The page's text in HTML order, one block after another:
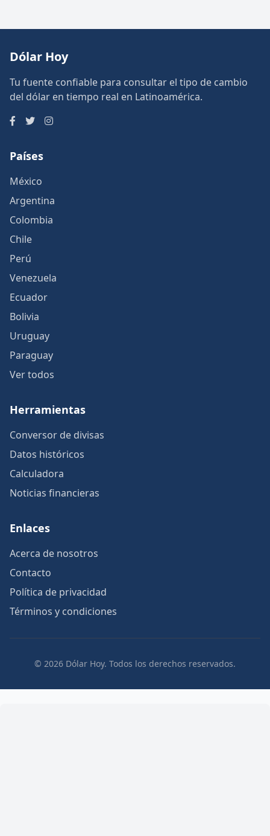
Dólar Hoy
Tu fuente confiable para consultar el tipo de cambio
del dólar en tiempo real en Latinoamérica.
Países
México
Argentina
Colombia
Chile
Perú
Venezuela
Ecuador
Bolivia
Uruguay
Paraguay
Ver todos
Herramientas
Conversor de divisas
Datos históricos
Calculadora
Noticias financieras
Enlaces
Acerca de nosotros
Contacto
Política de privacidad
Términos y condiciones
© 2026 Dólar Hoy. Todos los derechos reservados.